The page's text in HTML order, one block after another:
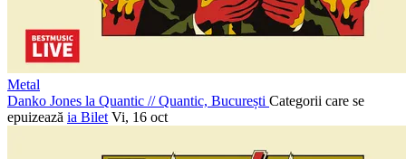
Metal
Danko Jones la Quantic //Quantic, București Categorii care se
epuizează ia Bilet Vi, 16 oct